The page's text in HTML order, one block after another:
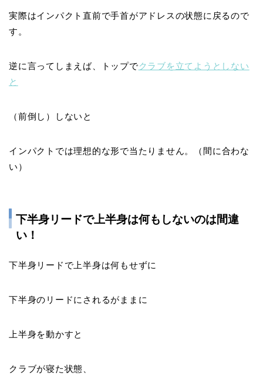
実際はインパクト直前で手首がアドレスの状態に戻るので
す。
逆に言ってしまえば、トップでクラブを立てようとしない
と
（前倒し）しないと
インパクトでは理想的な形で当たりません。（ 間に合わな
い ）
下半身リードで上半身は何もしないのは間違
い！
下半身リードで上半身は何もせずに
下半身のリードにされるがままに
上半身を動かすと
クラブが寝た状態、